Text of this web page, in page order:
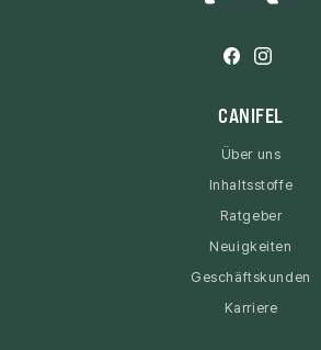
Facebook
Instagram
CANIFEL
Über uns
Inhaltsstoffe
Ratgeber
Neuigkeiten
Geschäftskunden
Karriere